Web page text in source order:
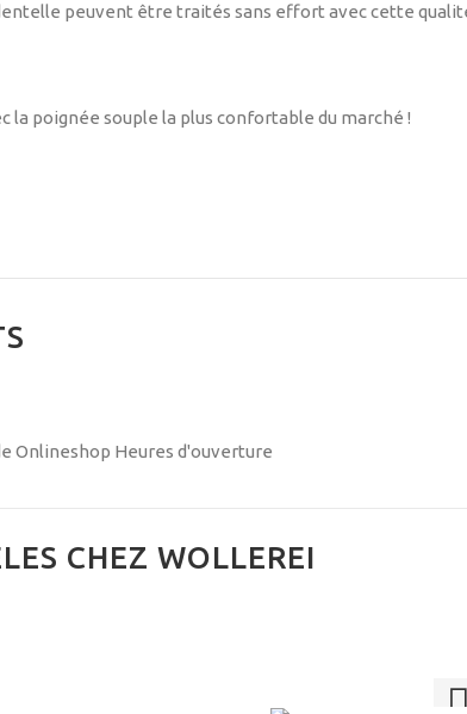
peuvent être traités sans effort avec cette
la poignée souple la plus confortable du marché !
Onlineshop Heures d'ouverture
CHEZ WOLLEREI